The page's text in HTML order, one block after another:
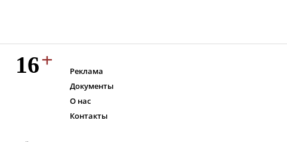
Реклама
Документы
О нас
Контакты